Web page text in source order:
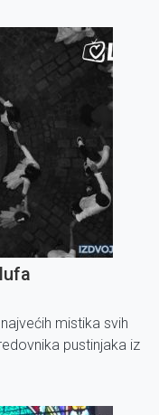
mistika svih
pustinjaka iz